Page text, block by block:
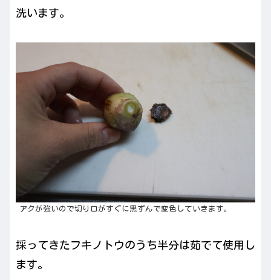
洗います。
アクが強いので切り口がすぐに黒ずんで変色していきます。
採ってきたフキノトウのうち半分は茹でて使用し
ます。